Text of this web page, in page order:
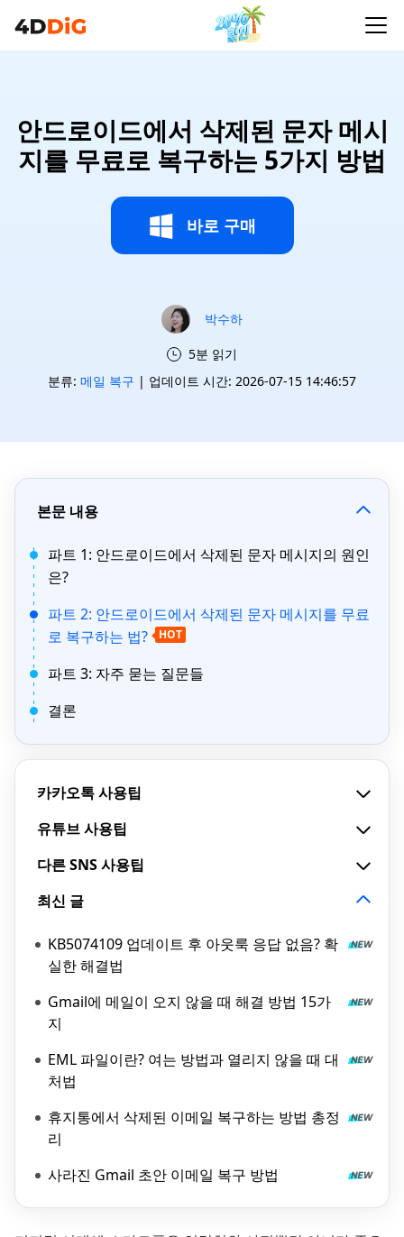
안드로이드에서 삭제된 문자 메시
지를 무료로 복구하는 5가지 방법
바로 구매
박수하
5분 읽기
분류: 메일 복구 | 업데이트 시간: 2026-07-15 14:46:57
본문 내용
파트 1: 안드로이드에서 삭제된 문자 메시지의 원인
은?
파트 2: 안드로이드에서 삭제된 문자 메시지를 무료
로 복구하는 법?
HOT
파트 3: 자주 묻는 질문들
결론
카카오톡 사용팁
유튜브 사용팁
다른 SNS 사용팁
최신 글
KB5074109 업데이트 후 아웃룩 응답 없음? 확
실한 해결법
Gmail에 메일이 오지 않을 때 해결 방법 15가
지
EML 파일이란? 여는 방법과 열리지 않을 때 대
처법
휴지통에서 삭제된 이메일 복구하는 방법 총정
리
사라진 Gmail 초안 이메일 복구 방법